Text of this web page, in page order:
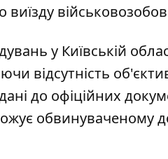
у Київській
відсутність
до офіційних
обвинуваченому